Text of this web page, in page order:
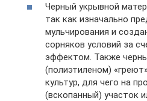
Черный укрывной
так как изначально
мульчирования и
сорняков условий за
эффектом. Также
(полиэтиленом)
культур, для чего на
(вскопанный) участок